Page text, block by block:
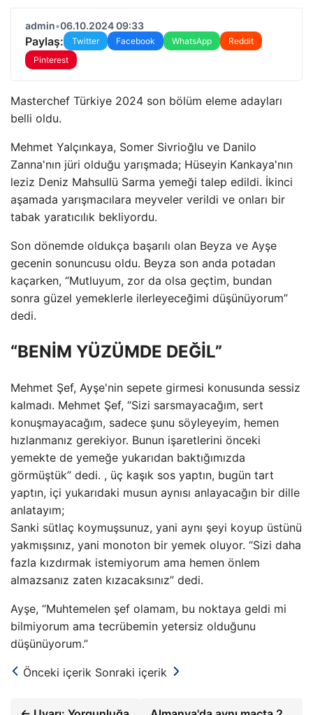
admin•06.10.2024 09:33
Paylaş: Twitter Facebook WhatsApp
Reddit
Pinterest
Masterchef Türkiye 2024 son bölüm eleme adayları
belli oldu.
Mehmet Yalçınkaya, Somer Sivrioğlu ve Danilo
Zanna'nın jüri olduğu yarışmada; Hüseyin Kankaya'nın
leziz Deniz Mahsullü Sarma yemeği talep edildi. İkinci
aşamada yarışmacılara meyveler verildi ve onları bir
tabak yaratıcılık bekliyordu.
Son dönemde oldukça başarılı olan Beyza ve Ayşe
gecenin sonuncusu oldu. Beyza son anda potadan
kaçarken, “Mutluyum, zor da olsa geçtim, bundan
sonra güzel yemeklerle ilerleyeceğimi düşünüyorum”
dedi.
“BENİM YÜZÜMDE DEĞİL”
Mehmet Şef, Ayşe'nin sepete girmesi konusunda sessiz
kalmadı. Mehmet Şef, “Sizi sarsmayacağım, sert
konuşmayacağım, sadece şunu söyleyeyim, hemen
hızlanmanız gerekiyor. Bunun işaretlerini önceki
yemekte de yemeğe yukarıdan baktığımızda
görmüştük” dedi. , üç kaşık sos yaptın, bugün tart
yaptın, içi yukarıdaki musun aynısı anlayacağın bir dille
anlatayım;
Sanki sütlaç koymuşsunuz, yani aynı şeyi koyup üstünü
yakmışsınız, yani monoton bir yemek oluyor. “Sizi daha
fazla kızdırmak istemiyorum ama hemen önlem
almazsanız zaten kızacaksınız” dedi.
Ayşe, “Muhtemelen şef olamam, bu noktaya geldi mi
bilmiyorum ama tecrübemin yetersiz olduğunu
düşünüyorum.”
Önceki içerik Sonraki içerik